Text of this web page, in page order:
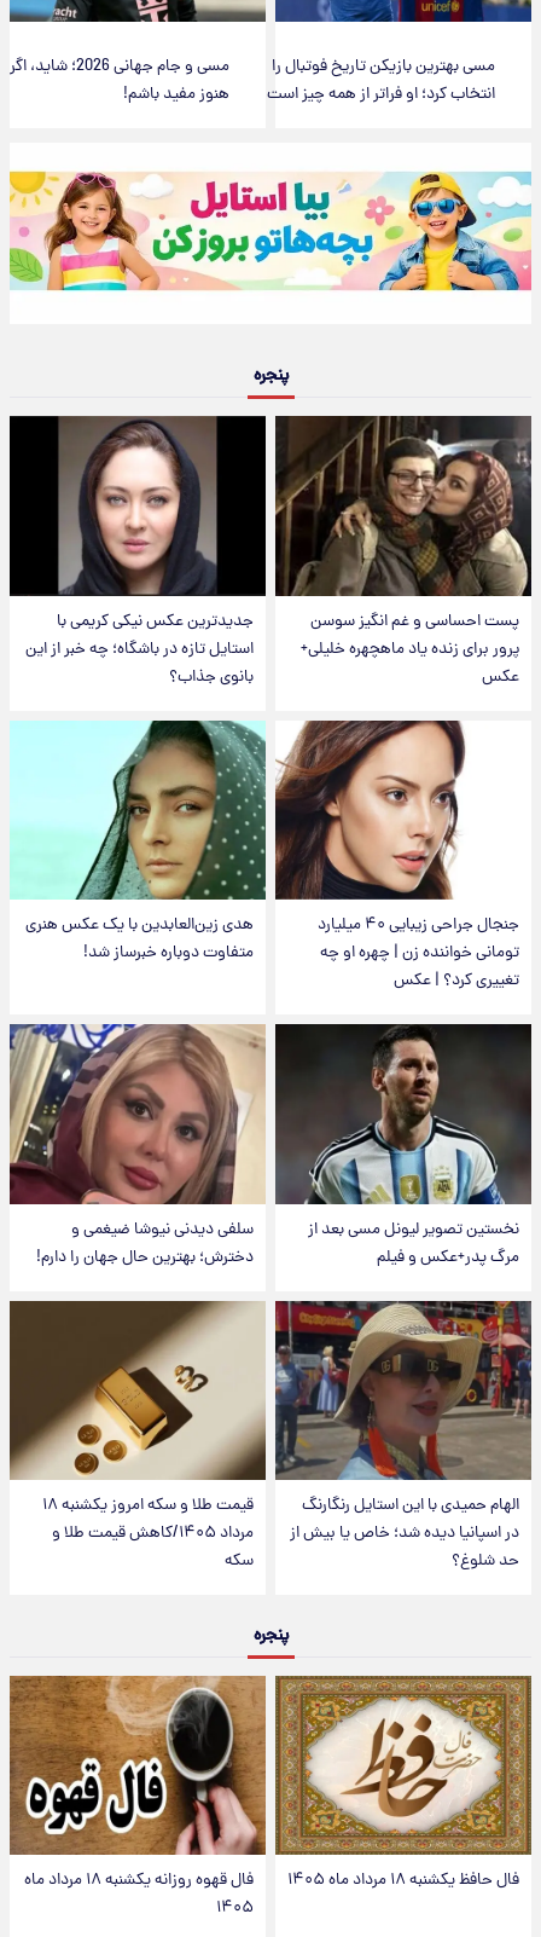
مسی بهترین بازیکن تاریخ فوتبال را
انتخاب کرد؛ او فراتر از همه چیز است
مسی و جام جهانی 2026؛ شاید، اگر
هنوز مفید باشم!
پنجره
پست احساسی و غم انگیز سوسن
پرور برای زنده یاد ماهچهره خلیلی+
عکس
جدیدترین عکس نیکی کریمی با
استایل تازه در باشگاه؛ چه خبر از این
بانوی جذاب؟
جنجال جراحی زیبایی ۴۰ میلیارد
تومانی خواننده زن | چهره او چه
تغییری کرد؟ | عکس
هدی زین‌العابدین با یک عکس هنری
متفاوت دوباره خبرساز شد!
نخستین تصویر لیونل مسی بعد از
مرگ پدر+عکس و فیلم
سلفی دیدنی نیوشا ضیغمی و
دخترش؛ بهترین حال جهان را دارم!
الهام حمیدی با این استایل رنگارنگ
در اسپانیا دیده شد؛ خاص یا بیش از
حد شلوغ؟
قیمت طلا و سکه امروز یکشنبه ۱۸
مرداد ۱۴۰۵/کاهش قیمت طلا و
سکه
پنجره
فال حافظ یکشنبه ۱۸ مرداد ماه ۱۴۰۵
فال قهوه روزانه یکشنبه ۱۸ مرداد ماه
۱۴۰۵